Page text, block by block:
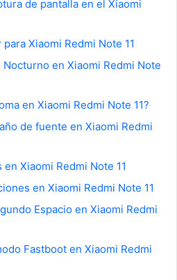
de pantalla en el Xiaomi
Xiaomi Redmi Note 11
en Xiaomi Redmi Note
en Xiaomi Redmi Note 11?
de fuente en Xiaomi Redmi
Xiaomi Redmi Note 11
en Xiaomi Redmi Note 11
Espacio en Xiaomi Redmi
Fastboot en Xiaomi Redmi